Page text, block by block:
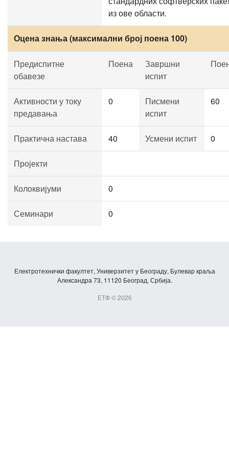
из ове области.
Оцена знања (максимални број поена 100)
Предиспитне
обавезе
Поена
Завршни
испит
Активности у току
предавања
0
Писмени
испит
60
Практична настава 40 Усмени испит 0
Пројекти
Колоквијуми 0
Семинари 0
Електротехнички факултет, Универзитет у Београду, Булевар краља
Александра 73, 11120 Београд, Србија.
ЕТФ © 2026